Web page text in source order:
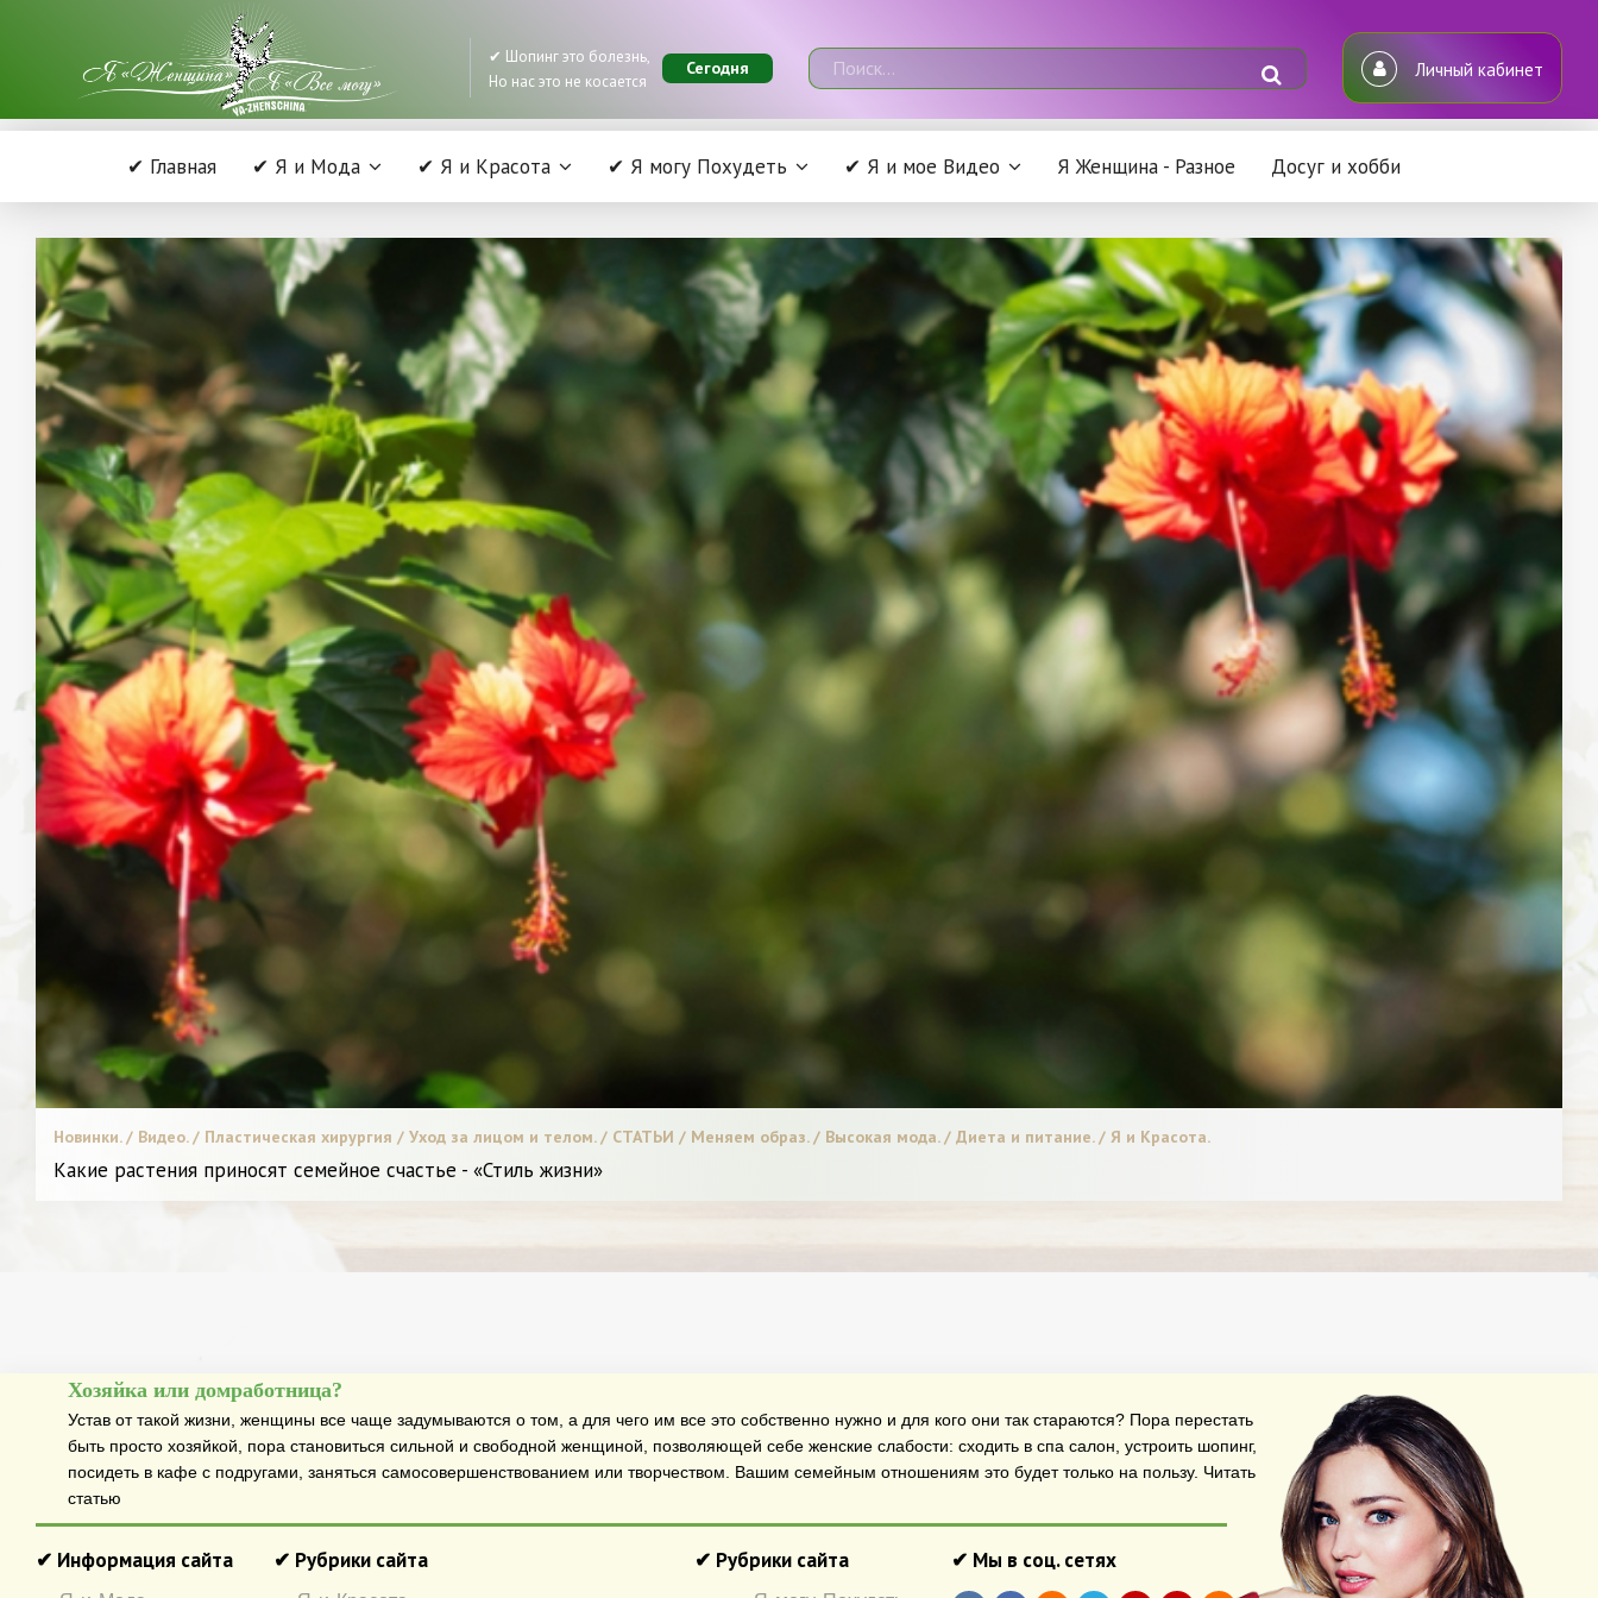
✔ Шопинг это болезнь,
Но нас это не косается
Сегодня Личный кабинет
✔ Главная ✔ Я и Мода ✔ Я и Красота ✔ Я могу Похудеть ✔ Я и мое Видео Я Женщина - Разное Досуг и хобби
Новинки. / Видео. / Пластическая хирургия / Уход за лицом и телом. / СТАТЬИ / Меняем образ. / Высокая мода. / Диета и питание. / Я и Красота.
Какие растения приносят семейное счастье - «Стиль жизни»
Хозяйка или домработница?
Устав от такой жизни, женщины все чаще задумываются о том, а для чего им все это собственно нужно и для кого они так стараются? Пора перестать
быть просто хозяйкой, пора становиться сильной и свободной женщиной, позволяющей себе женские слабости: сходить в спа салон, устроить шопинг,
посидеть в кафе с подругами, заняться самосовершенствованием или творчеством. Вашим семейным отношениям это будет только на пользу. Читать
статью
✔ Информация сайта ✔ Рубрики сайта ✔ Рубрики сайта ✔ Мы в соц. сетях